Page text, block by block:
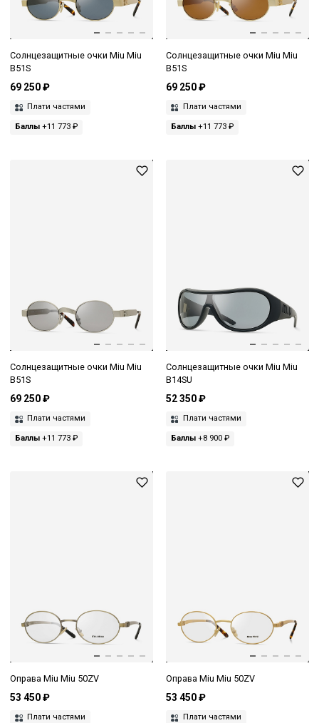
Солнцезащитные очки Miu Miu
B51S
69 250 ₽
Плати частями
Баллы +11 773 ₽
Солнцезащитные очки Miu Miu
B51S
69 250 ₽
Плати частями
Баллы+11 773 ₽
Солнцезащитные очки Miu Miu
B51S
69 250 ₽
Плати частями
Баллы +11 773 ₽
Солнцезащитные очки Miu Miu
B14SU
52 350 ₽
Плати частями
Баллы+8 900 ₽
Оправа Miu Miu 50ZV
53 450 ₽
Плати частями
Оправа Miu Miu 50ZV
53 450 ₽
Плати частями